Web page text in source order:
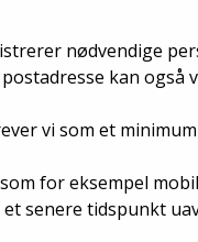
nødvendige
kan også
vi som et
for eksempel
senere tidspunkt